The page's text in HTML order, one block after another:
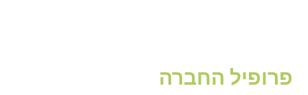
פרופיל החברה